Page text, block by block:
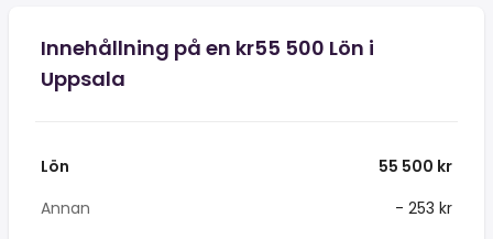
Innehållning på en kr55 500 Lön i
Uppsala
Lön
55 500 kr
Annan
- 253 kr